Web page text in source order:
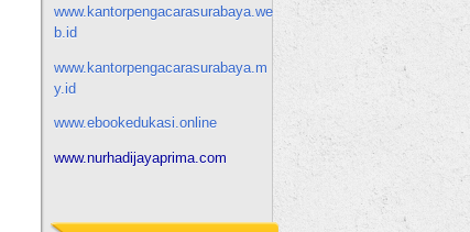
www.kantorpengacarasurabaya.we
b.id
www.kantorpengacarasurabaya.m
y.id
www.ebookedukasi.online
www.nurhadijayaprima.com